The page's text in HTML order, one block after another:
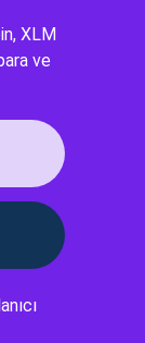
XLM
ve